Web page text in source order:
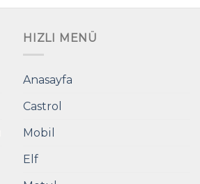
HIZLI MENÜ
Anasayfa
Castrol
Mobil
Elf